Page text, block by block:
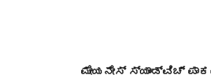
ಮೇಯನೇಸ್ ಸ್ಯಾಂಡ್ವಿಚ್